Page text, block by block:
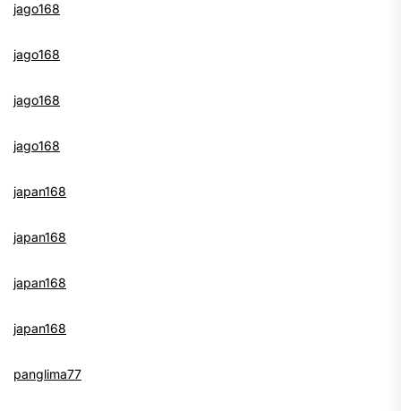
jago168
jago168
jago168
jago168
japan168
japan168
japan168
japan168
panglima77